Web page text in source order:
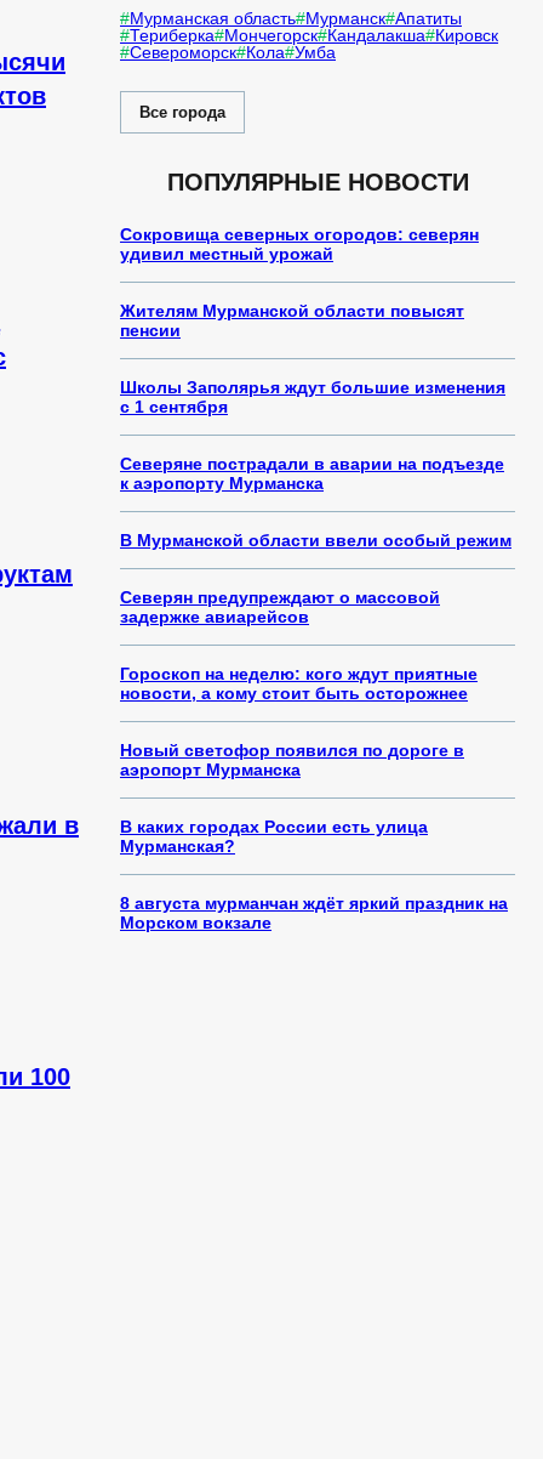
в
100
Мурманская область Мурманск Апатиты
Териберка
Мончегорск Кандалакша
Кировск
Североморск Кола Умба
Все города
ПОПУЛЯРНЫЕ НОВОСТИ
Сокровища северных огородов: северян
удивил местный урожай
Жителям Мурманской области повысят
пенсии
Школы Заполярья ждут большие изменения
с 1 сентября
Северяне пострадали в аварии на подъезде
к аэропорту Мурманска
В Мурманской области ввели особый режим
Северян предупреждают о массовой
задержке авиарейсов
Гороскоп на неделю: кого ждут приятные
новости, а кому стоит быть осторожнее
Новый светофор появился по дороге в
аэропорт Мурманска
В каких городах России есть улица
Мурманская?
8 августа мурманчан ждёт яркий праздник на
Морском вокзале